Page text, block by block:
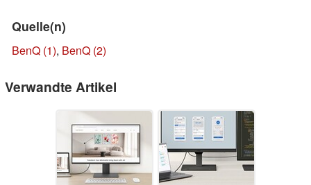
Quelle(n)
BenQ (1), BenQ (2)
Verwandte Artikel